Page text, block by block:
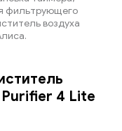
фильтрующего
воздуха
4 Lite